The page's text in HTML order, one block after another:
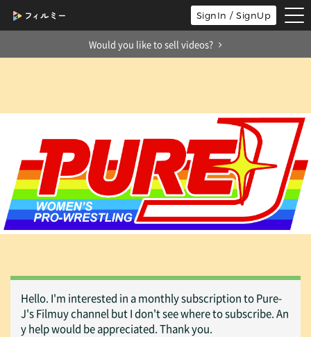
SignIn / SignUp
Would you like to sell videos?
Hello. I'm interested in a monthly subscription to Pure-
J's Filmuy channel but I don't see where to subscribe. An
y help would be appreciated. Thank you.